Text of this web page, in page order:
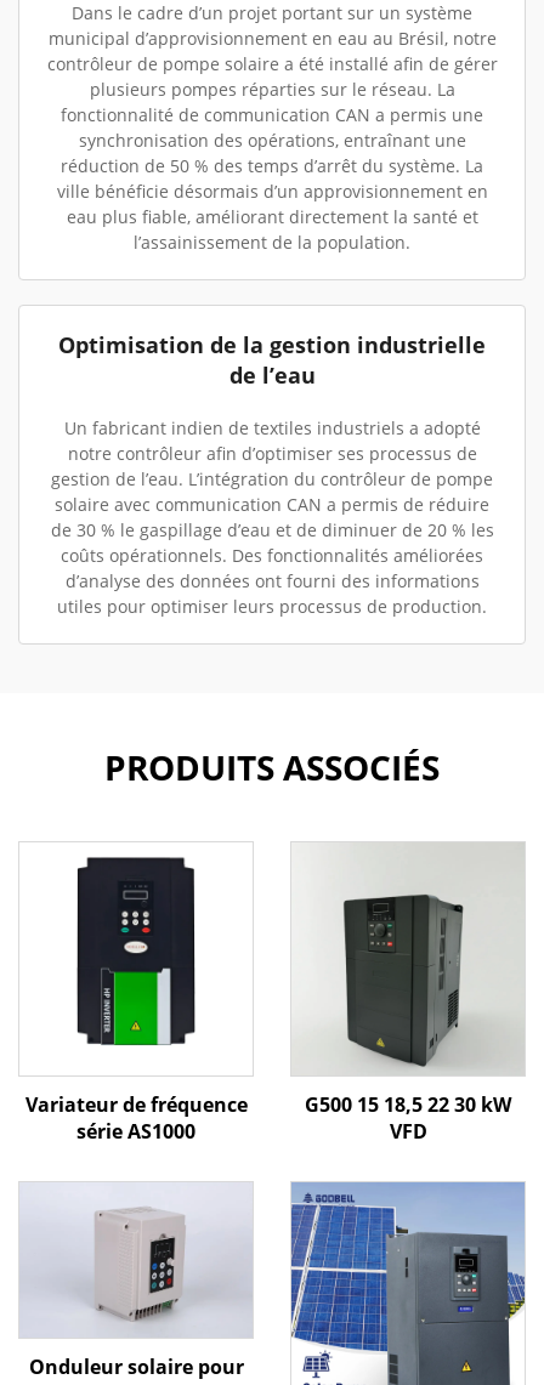
Dans le cadre d’un projet portant sur un système
municipal d’approvisionnement en eau au Brésil, notre
contrôleur de pompe solaire a été installé afin de gérer
plusieurs pompes réparties sur le réseau. La
fonctionnalité de communication CAN a permis une
synchronisation des opérations, entraînant une
réduction de 50 % des temps d’arrêt du système. La
ville bénéficie désormais d’un approvisionnement en
eau plus fiable, améliorant directement la santé et
l’assainissement de la population.
Optimisation de la gestion industrielle
de l’eau
Un fabricant indien de textiles industriels a adopté
notre contrôleur afin d’optimiser ses processus de
gestion de l’eau. L’intégration du contrôleur de pompe
solaire avec communication CAN a permis de réduire
de 30 % le gaspillage d’eau et de diminuer de 20 % les
coûts opérationnels. Des fonctionnalités améliorées
d’analyse des données ont fourni des informations
utiles pour optimiser leurs processus de production.
PRODUITS ASSOCIÉS
Variateur de fréquence
série AS1000
G500 15 18,5 22 30 kW
VFD
Onduleur solaire pour